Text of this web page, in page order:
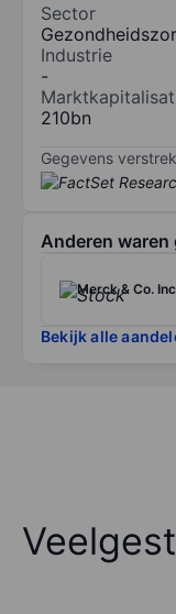
Sector
Industrie
-
210bn
Gegevens
Anderen waren
Merck & Co.
Bekijk alle